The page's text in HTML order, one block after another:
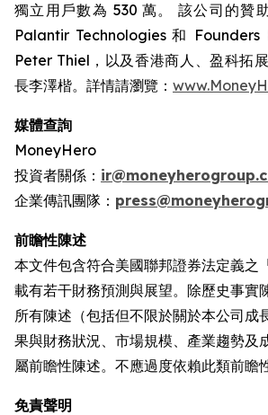
獨立用戶數為 530 萬。 該公司的贊
Palantir Technologies 和 Founders
Peter Thiel，以及香港商人、盈科拓
長李澤楷。詳情請瀏覽：
媒體查詢
MoneyHero
投資者關係：
企業傳訊團隊：
前瞻性陳述
本文件包含符合美國聯邦證券法定義之
載有若干財務預測與展望。除歷史事實
所有陳述（包括但不限於關於本公司成
果與財務狀況、市場規模、產業趨勢及
屬前瞻性陳述。不應過度依賴此類前瞻
免責聲明